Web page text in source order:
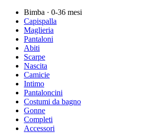
Bimba · 0-36 mesi
Capispalla
Maglieria
Pantaloni
Abiti
Scarpe
Nascita
Camicie
Intimo
Pantaloncini
Costumi da bagno
Gonne
Completi
Accessori